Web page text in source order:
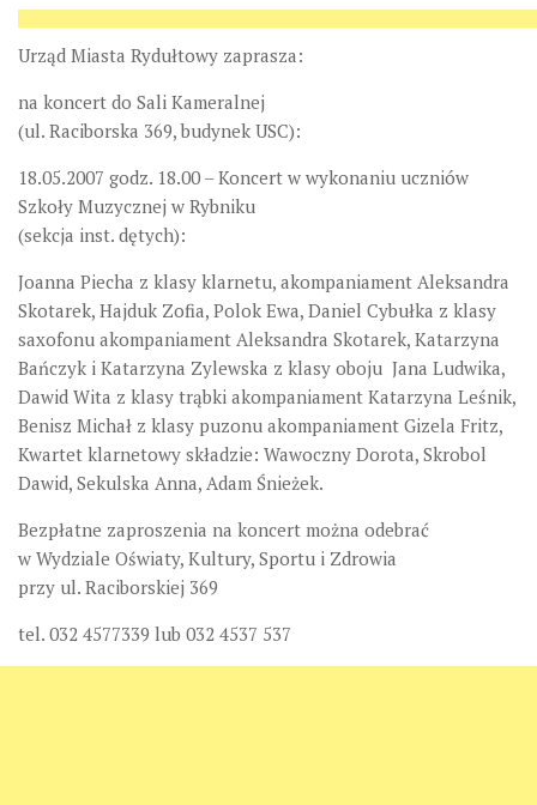
Urząd Miasta Rydułtowy zaprasza:
na koncert do Sali Kameralnej
(ul. Raciborska 369, budynek USC):
18.05.2007 godz. 18.00 – Koncert w wykonaniu uczniów
Szkoły Muzycznej w Rybniku
(sekcja inst. dętych):
Joanna Piecha z klasy klarnetu, akompaniament Aleksandra
Skotarek, Hajduk Zofia, Polok Ewa, Daniel Cybułka z klasy
saxofonu akompaniament Aleksandra Skotarek, Katarzyna
Bańczyk i Katarzyna Zylewska z klasy oboju Jana Ludwika,
Dawid Wita z klasy trąbki akompaniament Katarzyna Leśnik,
Benisz Michał z klasy puzonu akompaniament Gizela Fritz,
Kwartet klarnetowy składzie: Wawoczny Dorota, Skrobol
Dawid, Sekulska Anna, Adam Śnieżek.
Bezpłatne zaproszenia na koncert można odebrać
w Wydziale Oświaty, Kultury, Sportu i Zdrowia
przy ul. Raciborskiej 369
tel. 032 4577339 lub 032 4537 537